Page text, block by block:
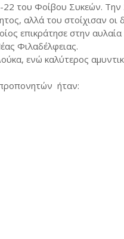
του Φοίβου Συκεών. Την
αλλά του στοίχισαν
επικράτησε στην
Φιλαδέλφειας.
ενώ καλύτερος
ήταν: